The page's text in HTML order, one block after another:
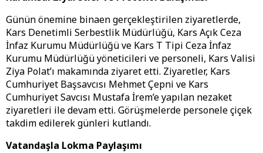
​Günün önemine binaen gerçekleştirilen ziyaretlerde,
Kars Denetimli Serbestlik Müdürlüğü, Kars Açık Ceza
İnfaz Kurumu Müdürlüğü ve Kars T Tipi Ceza İnfaz
Kurumu Müdürlüğü yöneticileri ve personeli, Kars Valisi
Ziya Polat’ı makamında ziyaret etti. Ziyaretler, Kars
Cumhuriyet Başsavcısı Mehmet Çepni ve Kars
Cumhuriyet Savcısı Mustafa İrem’e yapılan nezaket
ziyaretleri ile devam etti. Görüşmelerde personele çiçek
takdim edilerek günleri kutlandı.
​Vatandaşla Lokma Paylaşımı